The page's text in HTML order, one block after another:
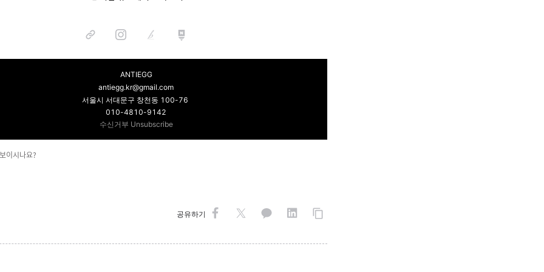
ANTIEGG
antiegg.kr@gmail.com
서울시 서대문구 창천동 100-76
010-4810-9142
수신거부 Unsubscribe
이시나요?
공유하기